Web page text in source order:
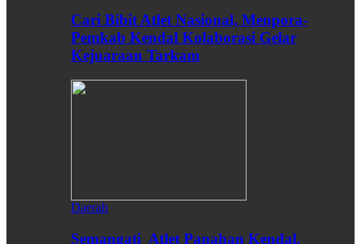
Cari Bibit Atlet Nasional, Menpora-
Pemkab Kendal Kolaborasi Gelar
Kejuaraan Tarkam
Daerah
Semangati Atlet Panahan Kendal,